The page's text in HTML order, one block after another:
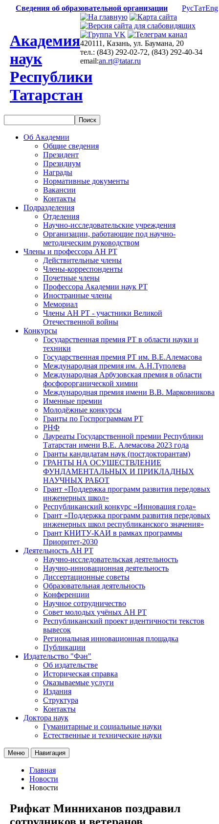
Сведения об образовательной организации РусТатEng
Академия
наук
Республики
Татарстан
420111, Казань, ул. Баумана, 20
тел.: (843) 292-02-72, (843) 292-40-34
email:an.rt@tatar.ru
Об Академии
Общие сведения
Президент
Президиум
Награды
Нормативные документы
Вакансии
Контакты
Подразделения
Отделения
Научно-исследовательские учреждения
Организации, работающие под научно-
методическим руководством
Члены и профессора АН РТ
Действительные члены
Члены-корреспонденты
Почетные члены
Профессора Академии наук РТ
Иностранные члены
Мемориал
Члены АН РТ - участники Великой
Отечественной войны
Конкурсы
Государственная премия РТ в области науки и
техники
Государственная премия РТ им. В.Е.Алемасова
Международная премия им. А.Н.Туполева
Международная Арбузовская премия в области
фосфорорганической химии
Международная премия имени В.В. Марковникова
Именные премии
Молодёжные конкурсы
Гранты по Госпрограммам РТ
РНФ
Лауреаты Государственной премии Республики
Татарстан имени В.Е. Алемасова 2023 года
Гранты кандидатам наук (постдокторантам)
ГРАНТЫ НА ОСУЩЕСТВЛЕНИЕ
ФУНДАМЕНТАЛЬНЫХ И ПРИКЛАДНЫХ
НАУЧНЫХ РАБОТ
Грант «Поддержка программ развития передовых
инженерных школ»
Республиканский конкурс «Инновация года»
Грант «Поддержка программ развития передовых
инженерных школ республиканского значения»
Грант КНИТУ-КАИ в рамках программы
Приоритет-2030
Деятельность АН РТ
Научно-исследовательская деятельность
Научно-инновационная деятельность
Диссертационные советы
Образовательная деятельность
Конференции
Научное сотрудничество
Совет молодых учёных АН РТ
Республиканский проект идентичности текстов
вывесок
Региональная инновационная площадка
Публикации
Издательство "Фән"
Об издательстве
Историческая справка
Оказываемые услуги
Издания
Структура
Контакты
Доктора наук
Гуманитарные и социальные науки
Естественные и технические науки
Меню Навигация
Главная
Новости
Новости
Рифкат Минниханов поздравил
сотрудников и ветеранов